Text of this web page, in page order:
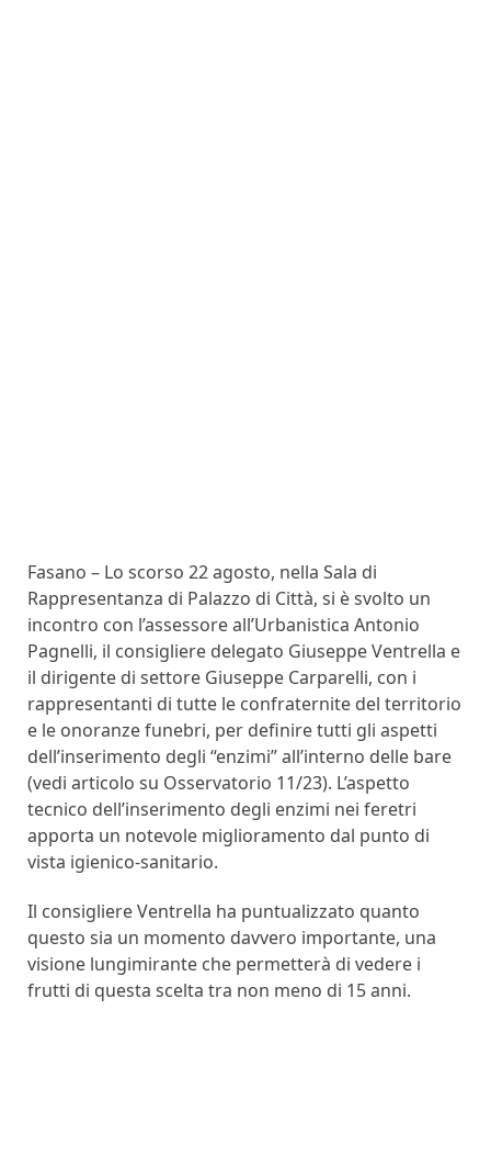
Fasano – Lo scorso 22 agosto, nella Sala di
Rappresentanza di Palazzo di Città, si è svolto un
incontro con l’assessore all’Urbanistica Antonio
Pagnelli, il consigliere delegato Giuseppe Ventrella e
il dirigente di settore Giuseppe Carparelli, con i
rappresentanti di tutte le confraternite del territorio
e le onoranze funebri, per definire tutti gli aspetti
dell’inserimento degli “enzimi” all’interno delle bare
(vedi articolo su Osservatorio 11/23). L’aspetto
tecnico dell’inserimento degli enzimi nei feretri
apporta un notevole miglioramento dal punto di
vista igienico-sanitario.
Il consigliere Ventrella ha puntualizzato quanto
questo sia un momento davvero importante, una
visione lungimirante che permetterà di vedere i
frutti di questa scelta tra non meno di 15 anni.